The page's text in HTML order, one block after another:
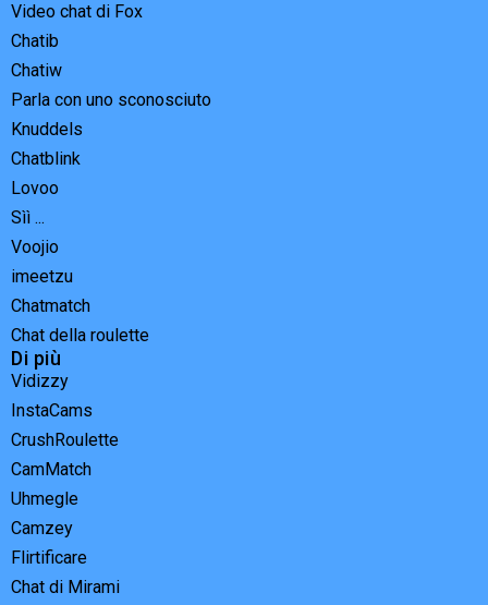
Video chat di Fox
Chatib
Chatiw
Parla con uno sconosciuto
Knuddels
Chatblink
Lovoo
Sìì ...
Voojio
imeetzu
Chatmatch
Chat della roulette
Di più
Vidizzy
InstaCams
CrushRoulette
CamMatch
Uhmegle
Camzey
Flirtificare
Chat di Mirami